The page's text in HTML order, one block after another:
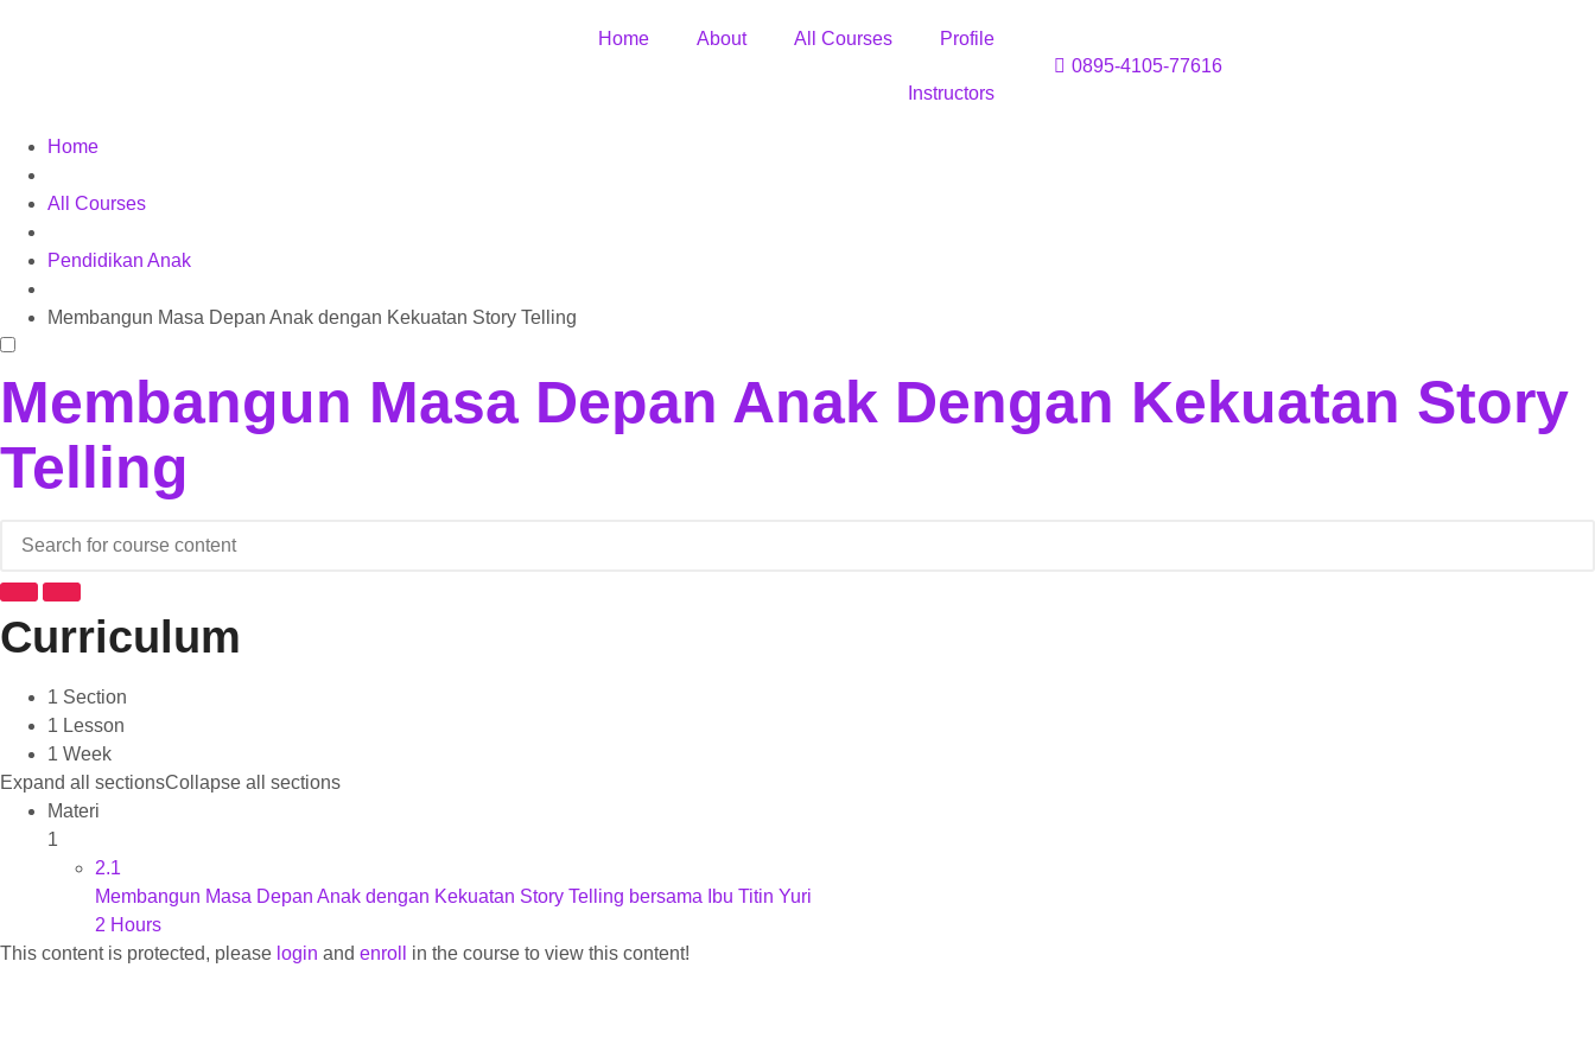
Home About All Courses Profile
Instructors
0895-4105-77616
Home
All Courses
Pendidikan Anak
Membangun Masa Depan Anak dengan Kekuatan Story Telling
Membangun Masa Depan Anak Dengan Kekuatan Story
Telling
Curriculum
1 Section
1 Lesson
1 Week
Expand all sectionsCollapse all sections
Materi
1
2.1
Membangun Masa Depan Anak dengan Kekuatan Story Telling bersama Ibu Titin Yuri
2 Hours
This content is protected, please login and enroll in the course to view this content!